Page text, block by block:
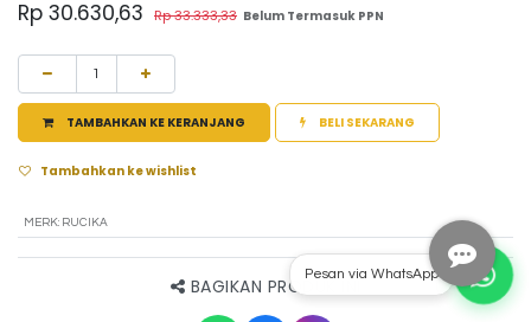
Rp 30.630,63 Rp33.333,33 Belum Termasuk PPN
TAMBAHKAN KE KERANJANG BELI SEKARANG
Tambahkan ke wishlist
MERK: RUCIKA
BAGIKAN PRODUK INI
Pesan via WhatsApp